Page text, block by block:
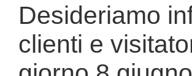
Desideriamo
clienti e